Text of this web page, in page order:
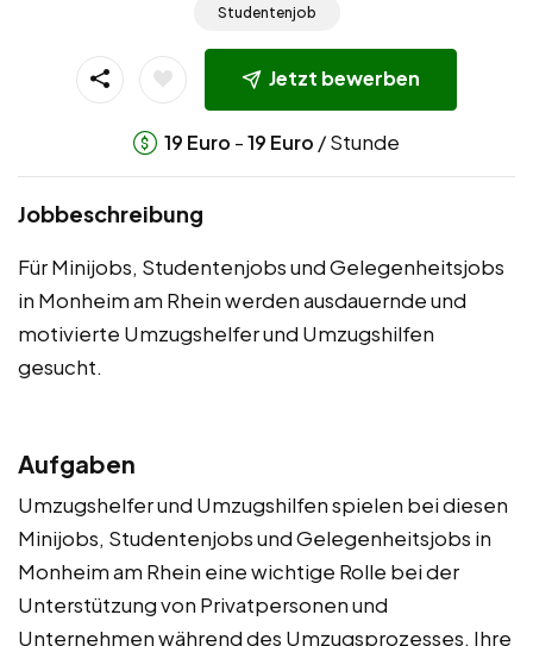
Studentenjob
Jetzt bewerben
19 Euro -19 Euro / Stunde
Jobbeschreibung
Für Minijobs, Studentenjobs und Gelegenheitsjobs
in Monheim am Rhein werden ausdauernde und
motivierte Umzugshelfer und Umzugshilfen
gesucht.
Aufgaben
Umzugshelfer und Umzugshilfen spielen bei diesen
Minijobs, Studentenjobs und Gelegenheitsjobs in
Monheim am Rhein eine wichtige Rolle bei der
Unterstützung von Privatpersonen und
Unternehmen während des Umzugsprozesses. Ihre